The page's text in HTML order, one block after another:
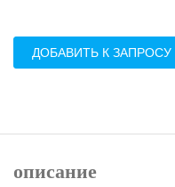
ДОБАВИТЬ К ЗАПРОСУ
описание